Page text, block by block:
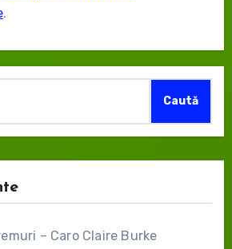
.
– Caro Claire Burke